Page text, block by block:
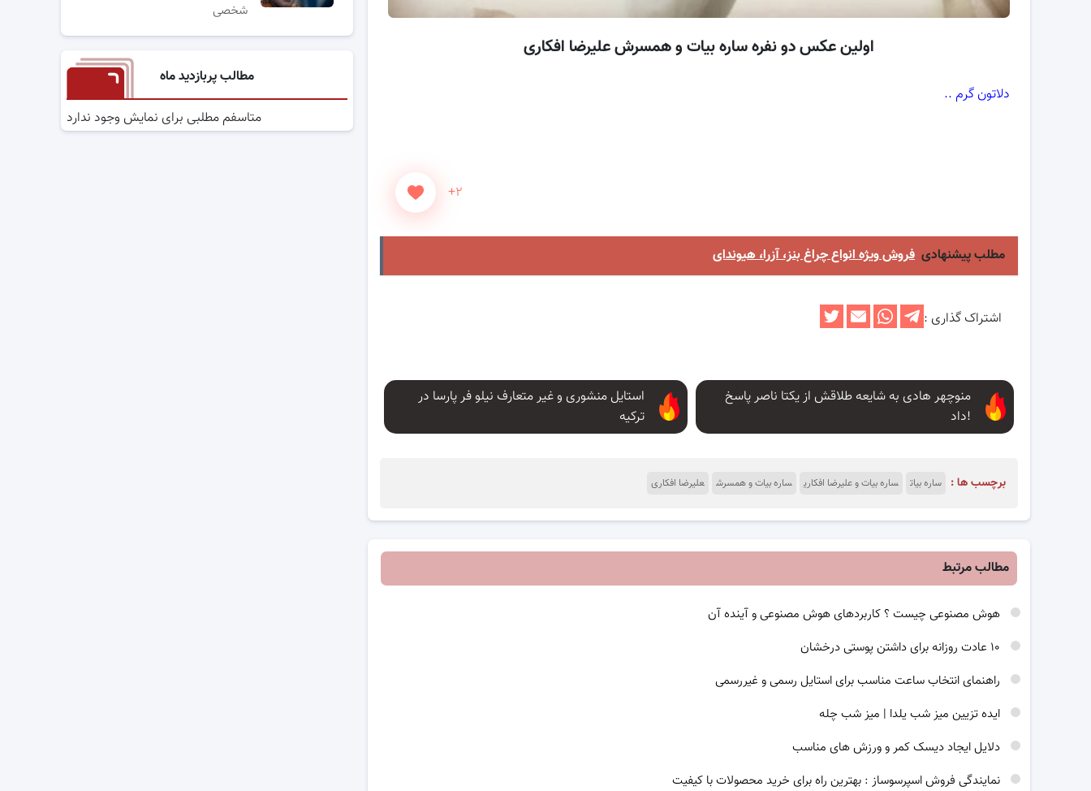
اولین عکس دو نفره ساره بیات و همسرش علیرضا افکاری
دلاتون گرم ..
+۲
مطلب پیشنهادی فروش ویژه انواع چراغ بنز، آزرا، هیوندای
اشتراک گذاری :
استایل منشوری و غیر متعارف نیلو فر پارسا در
ترکیه
منوچهر هادی به شایعه طلاقش از یکتا ناصر پاسخ
داد!
برچسب ها : ساره بیات ساره بیات و علیرضا افکاری ساره بیات و همسرش علیرضا افکاری
مطالب مرتبط
هوش مصنوعی چیست ؟ کاربردهای هوش مصنوعی و آینده آن
راهنمای انتخاب ساعت مناسب برای استایل رسمی و غیررسمی
ایده تزیین میز شب یلدا | میز شب چله
دلایل ایجاد دیسک کمر و ورزش های مناسب
نمایندگی فروش اسپرسوساز : بهترین راه برای خرید محصولات با کیفیت
شخصی
مطالب پربازدید ماه
متاسفم مطلبی برای نمایش وجود ندارد